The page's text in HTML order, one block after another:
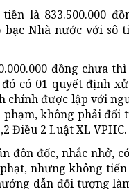
là 833.500.000
bạc Nhà nước với sô
đồng chưa
có 01 quyết định
chính được lập với
không phải đối
Điều 2 Luật XL VPHC.
đôn đốc, nhắc nhở,
nhưng không tiến
dẫn đối tượng